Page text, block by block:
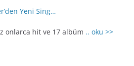
Yeni Sing…
onlarca hit ve 17 albüm .. oku >>